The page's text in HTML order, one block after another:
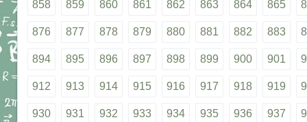
858 859 860 861 862 863 864 865
876 877 878 879 880 881 882 883
894 895 896 897 898 899 900 901
912 913 914 915 916 917 918 919
930 931 932 933 934 935 936 937